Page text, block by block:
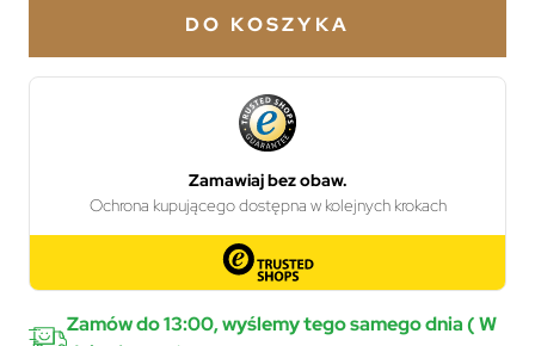
DO KOSZYKA
Zamów do 13:00, wyślemy tego samego dnia ( W